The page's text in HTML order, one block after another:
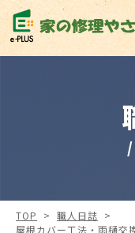
TOP > 職人日誌 >
屋根カバー工法・雨樋